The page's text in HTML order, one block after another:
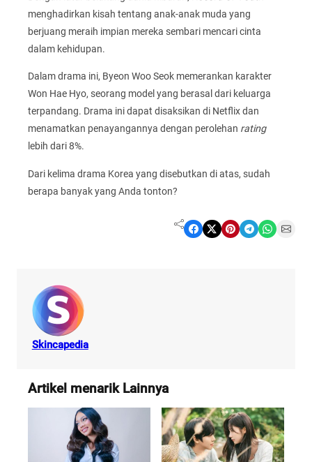
menghadirkan kisah tentang anak-anak muda yang
berjuang meraih impian mereka sembari mencari cinta
dalam kehidupan.
Dalam drama ini, Byeon Woo Seok memerankan karakter
Won Hae Hyo, seorang model yang berasal dari keluarga
terpandang. Drama ini dapat disaksikan di Netflix dan
menamatkan penayangannya dengan perolehan rating
lebih dari 8%.
Dari kelima drama Korea yang disebutkan di atas, sudah
berapa banyak yang Anda tonton?
Share on Facebook Share on X Share on Pinterest Share on Telegram Share on WhatsApp Share on Email
Skincapedia
Artikel menarik Lainnya